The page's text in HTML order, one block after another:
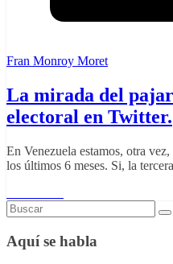
Fran Monroy Moret
La mirada del
electoral en Twitter.
En Venezuela estamos, otra
los últimos 6 meses. Si, la
Aquí se habla